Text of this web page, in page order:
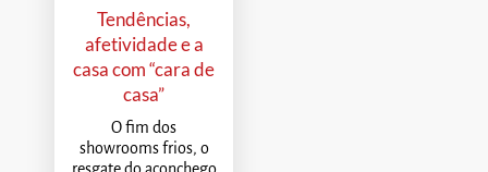
Tendências,
afetividade e a
casa com “cara de
casa”
O fim dos
showrooms frios, o